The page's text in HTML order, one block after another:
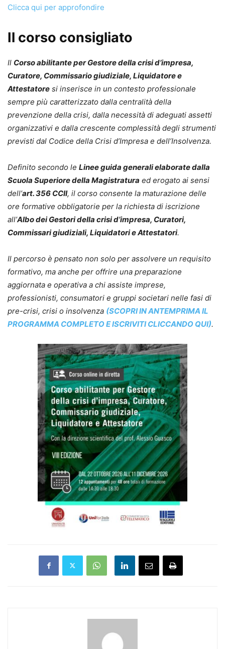
Clicca qui per approfondire
Il corso consigliato
Il Corso abilitante per Gestore della crisi d’impresa,
Curatore, Commissario giudiziale, Liquidatore e
Attestatore si inserisce in un contesto professionale
sempre più caratterizzato dalla centralità della
prevenzione della crisi, dalla necessità di adeguati assetti
organizzativi e dalla crescente complessità degli strumenti
previsti dal Codice della Crisi d’Impresa e dell’Insolvenza.
Definito secondo le Linee guida generali elaborate dalla
Scuola Superiore della Magistratura ed erogato ai sensi
dell’art. 356 CCII, il corso consente la maturazione delle
ore formative obbligatorie per la richiesta di iscrizione
all’Albo dei Gestori della crisi d’impresa, Curatori,
Commissari giudiziali, Liquidatori e Attestatori.
Il percorso è pensato non solo per assolvere un requisito
formativo, ma anche per offrire una preparazione
aggiornata e operativa a chi assiste imprese,
professionisti, consumatori e gruppi societari nelle fasi di
pre-crisi, crisi o insolvenza (SCOPRI IN ANTEMPRIMA IL
PROGRAMMA COMPLETO E ISCRIVITI CLICCANDO QUI).